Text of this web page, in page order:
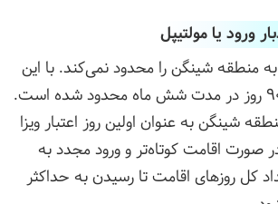
ورود یا مولتیپل
به منطقه شینگن را محدود نمی‌کند. با این
حال، اعتبار آن به 90 روز در مدت شش ماه محدود شده است.
شینگن به عنوان اولین روز اعتبار ویزا
اقامت کوتاه‌تر و ورود مجدد به
کل روزهای اقامت تا رسیدن به حداکثر